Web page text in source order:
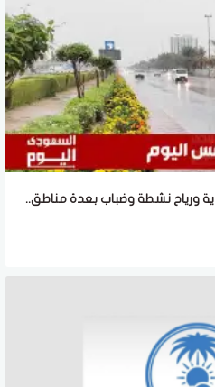
ورياح نشطة وضباب بعدة مناطق..